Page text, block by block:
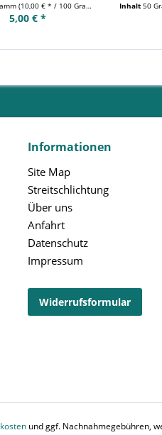
(10,00 € * / 100 Gramm)
5,00 € *
Inhalt 50
Informationen
Site Map
Streitschlichtung
Über uns
Anfahrt
Datenschutz
Impressum
Widerrufsformular
und ggf. Nachnahmegebühren,